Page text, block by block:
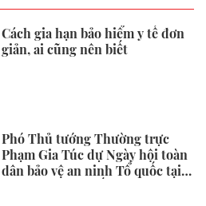
Cách gia hạn bảo hiểm y tế đơn
giản, ai cũng nên biết
Phó Thủ tướng Thường trực
Phạm Gia Túc dự Ngày hội toàn
dân bảo vệ an ninh Tổ quốc tại